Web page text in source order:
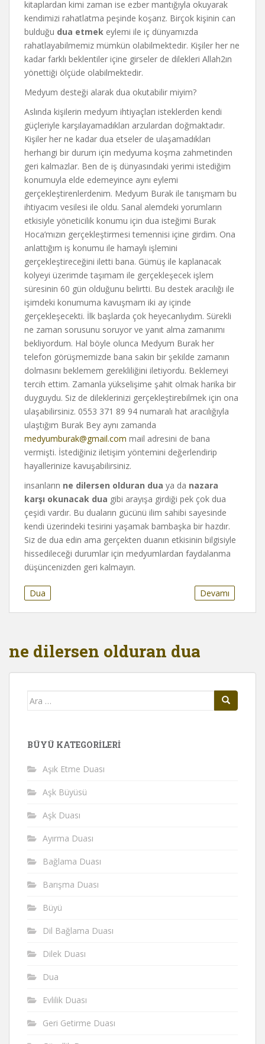
kitaplardan kimi zaman ise ezber mantığıyla okuyarak
kendimizi rahatlatma peşinde koşarız. Birçok kişinin can
bulduğu dua etmek eylemi ile iç dünyamızda
rahatlayabilmemiz mümkün olabilmektedir. Kişiler her ne
kadar farklı beklentiler içine girseler de dilekleri Allah2ın
yönettiği ölçüde olabilmektedir.
Medyum desteği alarak dua okutabilir miyim?
Aslında kişilerin medyum ihtiyaçları isteklerden kendi
güçleriyle karşılayamadıkları arzulardan doğmaktadır.
Kişiler her ne kadar dua etseler de ulaşamadıkları
herhangi bir durum için medyuma koşma zahmetinden
geri kalmazlar. Ben de iş dünyasındaki yerimi istediğim
konumuyla elde edemeyince aynı eylemi
gerçekleştirenlerdenim. Medyum Burak ile tanışmam bu
ihtiyacım vesilesi ile oldu. Sanal alemdeki yorumların
etkisiyle yöneticilik konumu için dua isteğimi Burak
Hoca’mızın gerçekleştirmesi temennisi içine girdim. Ona
anlattığım iş konumu ile hamaylı işlemini
gerçekleştireceğini iletti bana. Gümüş ile kaplanacak
kolyeyi üzerimde taşımam ile gerçekleşecek işlem
süresinin 60 gün olduğunu belirtti. Bu destek aracılığı ile
işimdeki konumuma kavuşmam iki ay içinde
gerçekleşecekti. İlk başlarda çok heyecanlıydım. Sürekli
ne zaman sorusunu soruyor ve yanıt alma zamanımı
bekliyordum. Hal böyle olunca Medyum Burak her
telefon görüşmemizde bana sakin bir şekilde zamanın
dolmasını beklemem gerekliliğini iletiyordu. Beklemeyi
tercih ettim. Zamanla yükselişime şahit olmak harika bir
duyguydu. Siz de dileklerinizi gerçekleştirebilmek için ona
ulaşabilirsiniz. 0553 371 89 94 numaralı hat aracılığıyla
ulaştığım Burak Bey aynı zamanda
medyumburak@gmail.com mail adresini de bana
vermişti. İstediğiniz iletişim yöntemini değerlendirip
hayallerinize kavuşabilirsiniz.
insanların ne dilersen olduran dua ya da nazara
karşı okunacak dua gibi arayışa girdiği pek çok dua
çeşidi vardır. Bu duaların gücünü ilim sahibi sayesinde
kendi üzerindeki tesirini yaşamak bambaşka bir hazdır.
Siz de dua edin ama gerçekten duanın etkisinin bilgisiyle
hissedileceği durumlar için medyumlardan faydalanma
düşüncenizden geri kalmayın.
Devamı
Dua
ne dilersen olduran dua
Arama
BÜYÜ KATEGORILERI
Aşık Etme Duası
Aşk Büyüsü
Aşk Duası
Ayırma Duası
Bağlama Duası
Barışma Duası
Büyü
Dil Bağlama Duası
Dilek Duası
Dua
Evlilik Duası
Geri Getirme Duası